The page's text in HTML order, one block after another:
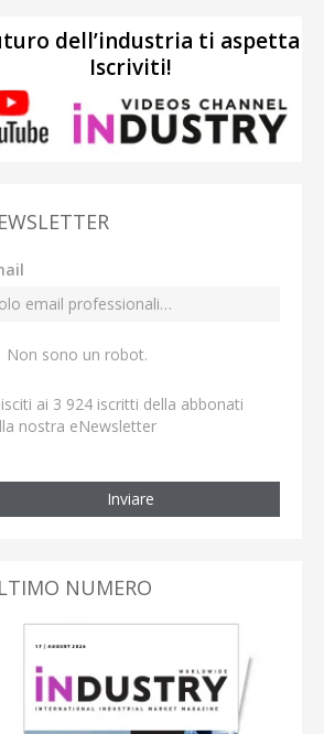
dell’industria ti aspetta
Iscriviti!
Non sono un robot.
ai 3 924 iscritti della abbonati
nostra eNewsletter
Inviare
NUMERO